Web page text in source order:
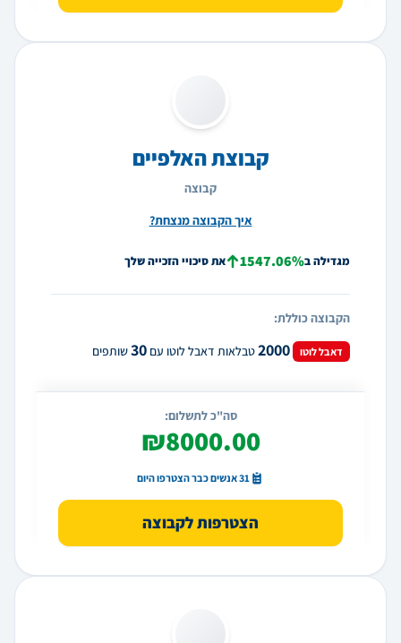
קבוצת האלפיים
קבוצה
איך הקבוצה מנצחת?
מגדילה ב1547.06% את סיכויי הזכייה שלך
הקבוצה כוללת:
דאבל לוטו 2000טבלאות דאבל לוטו עם 30שותפים
סה"כ לתשלום:
₪8000.00
31 אנשים כבר הצטרפו היום
הצטרפות לקבוצה